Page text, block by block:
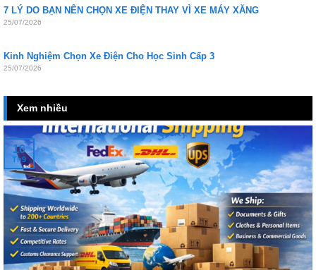
7 LÝ DO BẠN NÊN CHỌN XE ĐIỆN THAY VÌ XE MÁY XĂNG
25/07/2026
Kinh Nghiệm Chọn Xe Điện Cho Học Sinh Cấp 3
25/07/2026
Xem nhiều
16
Th9